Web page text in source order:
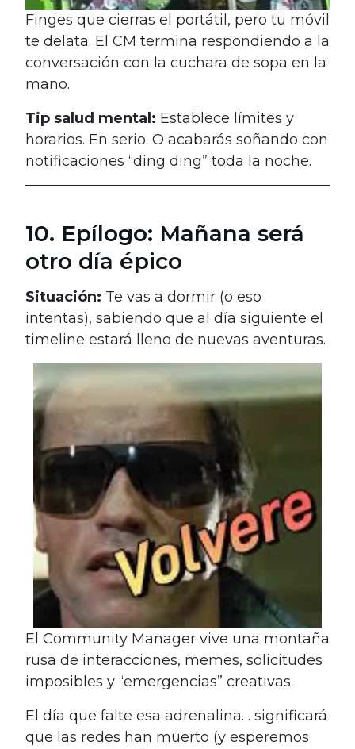
Finges que cierras el portátil, pero tu móvil
te delata. El CM termina respondiendo a la
conversación con la cuchara de sopa en la
mano.
Tip salud mental: Establece límites y
horarios. En serio. O acabarás soñando con
notificaciones “ding ding” toda la noche.
10. Epílogo: Mañana será
otro día épico
Situación: Te vas a dormir (o eso
intentas), sabiendo que al día siguiente el
timeline estará lleno de nuevas aventuras.
El Community Manager vive una montaña
rusa de interacciones, memes, solicitudes
imposibles y “emergencias” creativas.
El día que falte esa adrenalina… significará
que las redes han muerto (y esperemos